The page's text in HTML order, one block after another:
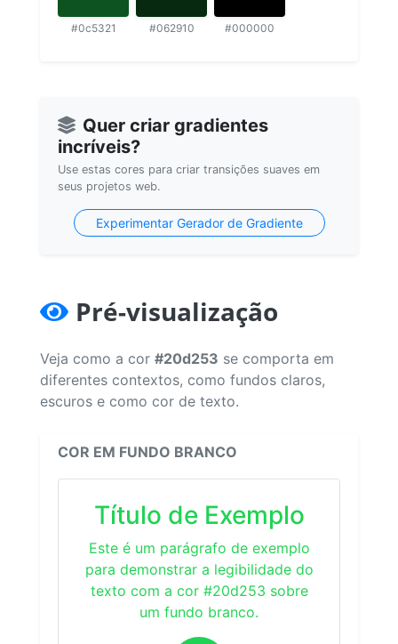
#0c5321 #062910 #000000
Quer criar gradientes
incríveis?
Use estas cores para criar transições suaves em
seus projetos web.
Experimentar Gerador de Gradiente
Pré-visualização
Veja como a cor #20d253 se comporta em
diferentes contextos, como fundos claros,
escuros e como cor de texto.
COR EM FUNDO BRANCO
Título de Exemplo
Este é um parágrafo de exemplo
para demonstrar a legibilidade do
texto com a cor #20d253 sobre
um fundo branco.